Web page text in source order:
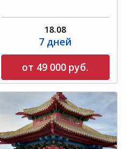
18.08
7 дней
от 49 000 руб.